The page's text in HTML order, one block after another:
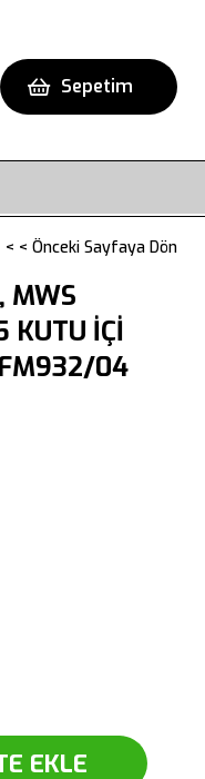
Sepetim
< < Önceki Sayfaya Dön
MWS
KUTU İÇİ
FM932/04